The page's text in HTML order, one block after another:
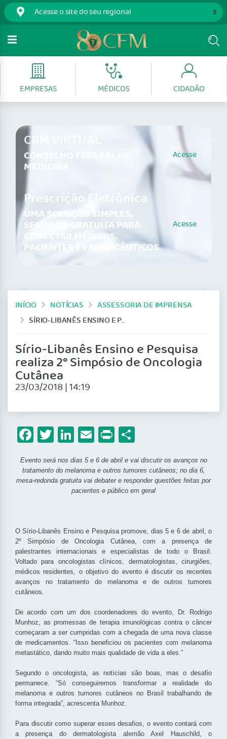
EMPRESAS MÉDICOS CIDADÃO
CRM VIRTUAL
CONSELHO FEDERAL DE
MEDICINA
Acesse
Prescrição Eletrônica
UMA SOLUÇÃO SIMPLES,
SEGURA E GRATUITA PARA
CONECTAR MÉDICOS,
PACIENTES E FARMACÊUTICOS.
Acesse
INÍCIO NOTÍCIAS
ASSESSORIA DE IMPRENSA
SÍRIO-LIBANÊS ENSINO E PESQUISA REALIZA 2° SIMPÓSIO DE ONCOLOGIA CUTÂNEA
Sírio-Libanês Ensino e Pesquisa
realiza 2° Simpósio de Oncologia
Cutânea
23/03/2018 | 14:19
Facebook
Twitter
LinkedIn
Email
Print
Evento será nos dias 5 e 6 de abril e vai discutir os avanços no
tratamento do melanoma e outros tumores cutâneos; no dia 6,
mesa-redonda gratuita vai debater e responder questões feitas por
pacientes e público em geral
O Sírio-Libanês Ensino e Pesquisa promove, dias 5 e 6 de abril, o
2º Simpósio de Oncologia Cutânea, com a presença de
palestrantes internacionais e especialistas de todo o Brasil.
Voltado para oncologistas clínicos, dermatologistas, cirurgiões,
médicos residentes, o objetivo do evento é discutir os recentes
avanços no tratamento do melanoma e de outros tumores
cutâneos.
De acordo com um dos coordenadores do evento, Dr. Rodrigo
Munhoz, as promessas de terapia imunológicas contra o câncer
começaram a ser cumpridas com a chegada de uma nova classe
de medicamentos. “Isso beneficiou os pacientes com melanoma
metastático, dando muito mais qualidade de vida a eles.”
Segundo o oncologista, as notícias são boas, mas o desafio
permanece. “Só conseguiremos transformar a realidade do
melanoma e outros tumores cutâneos no Brasil trabalhando de
forma integrada”, acrescenta Munhoz.
Para discutir como superar esses desafios, o evento contará com
a presença do dermatologista alemão Axel Hauschild, o